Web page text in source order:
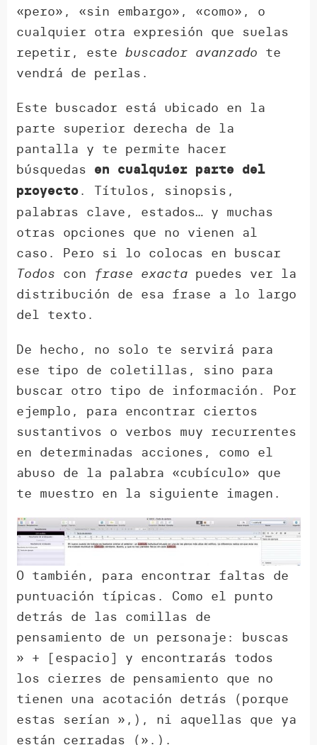
«pero», «sin embargo», «como», o
cualquier otra expresión que suelas
repetir, estebuscador avanzado te
vendrá de perlas.
Este buscador está ubicado en la
parte superior derecha de la
pantalla y te permite hacer
búsquedas en cualquier parte del
proyecto. Títulos, sinopsis,
palabras clave, estados… y muchas
otras opciones que no vienen al
caso. Pero si lo colocas en buscar
Todos con frase exacta puedes ver la
distribución de esa frase a lo largo
del texto.
De hecho, no solo te servirá para
ese tipo de coletillas, sino para
buscar otro tipo de información. Por
ejemplo, para encontrar ciertos
sustantivos o verbos muy recurrentes
en determinadas acciones, como el
abuso de la palabra «cubículo» que
te muestro en la siguiente imagen.
O también, para encontrar faltas de
puntuación típicas. Como el punto
detrás de las comillas de
pensamiento de un personaje: buscas
» + [espacio] y encontrarás todos
los cierres de pensamiento que no
tienen una acotación detrás (porque
estas serían »,), ni aquellas que ya
están cerradas (».).